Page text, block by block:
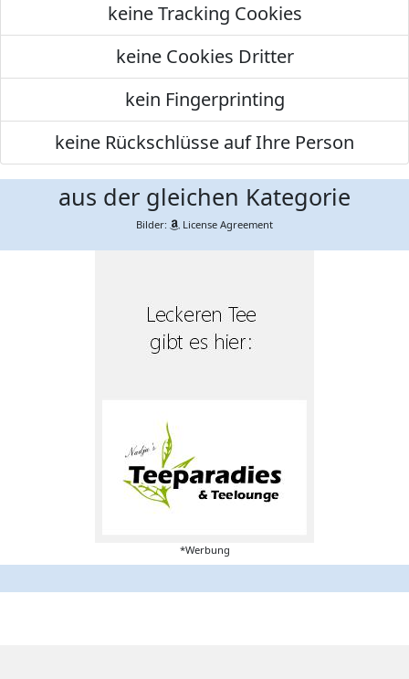
keine Tracking Cookies
keine Cookies Dritter
kein Fingerprinting
keine Rückschlüsse auf Ihre Person
aus der gleichen Kategorie
Bilder: License Agreement
*Werbung